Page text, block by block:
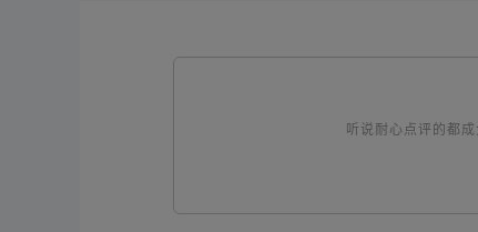
听说耐心点评的都